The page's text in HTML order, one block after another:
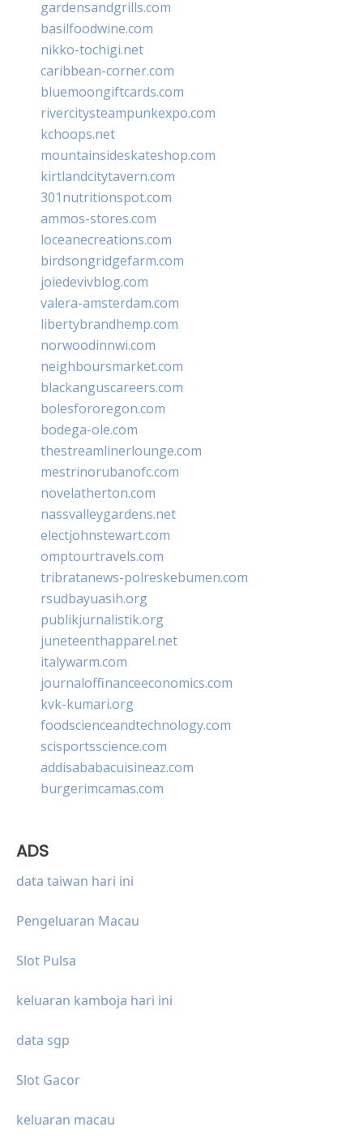
gardensandgrills.com
basilfoodwine.com
nikko-tochigi.net
caribbean-corner.com
bluemoongiftcards.com
rivercitysteampunkexpo.com
kchoops.net
mountainsideskateshop.com
kirtlandcitytavern.com
301nutritionspot.com
ammos-stores.com
loceanecreations.com
birdsongridgefarm.com
joiedevivblog.com
valera-amsterdam.com
libertybrandhemp.com
norwoodinnwi.com
neighboursmarket.com
blackanguscareers.com
bolesfororegon.com
bodega-ole.com
thestreamlinerlounge.com
mestrinorubanofc.com
novelatherton.com
nassvalleygardens.net
electjohnstewart.com
omptourtravels.com
tribratanews-polreskebumen.com
rsudbayuasih.org
publikjurnalistik.org
juneteenthapparel.net
italywarm.com
journaloffinanceeconomics.com
kvk-kumari.org
foodscienceandtechnology.com
scisportsscience.com
addisababacuisineaz.com
burgerimcamas.com
ADS
data taiwan hari ini
Pengeluaran Macau
Slot Pulsa
keluaran kamboja hari ini
data sgp
Slot Gacor
keluaran macau